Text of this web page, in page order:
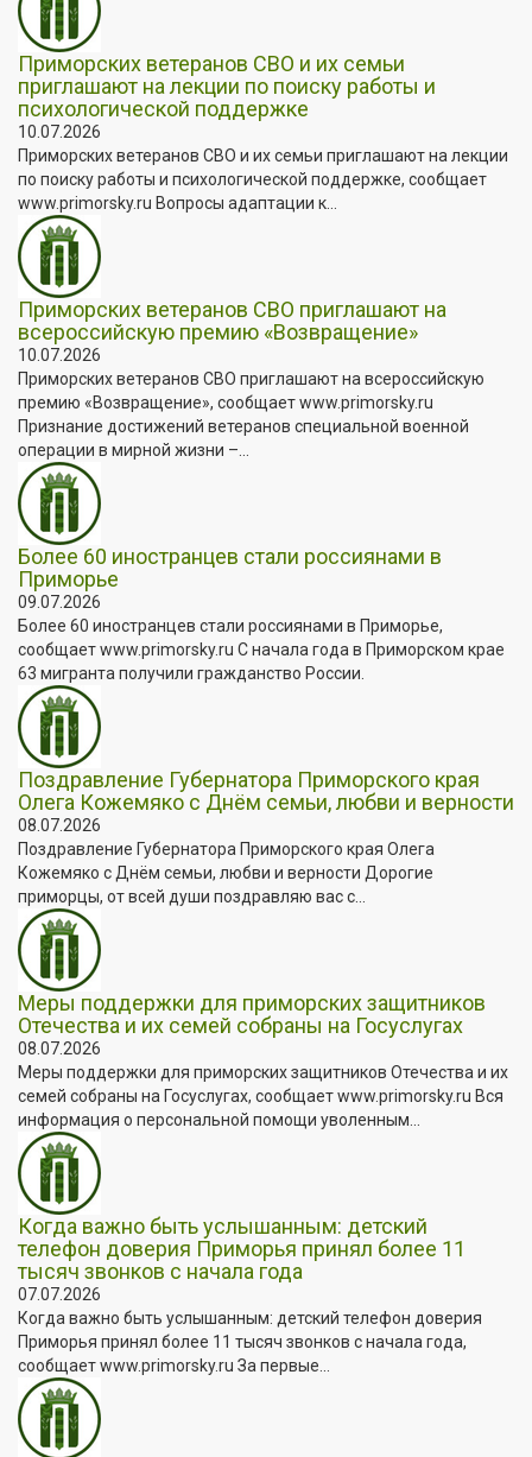
Приморских ветеранов СВО и их семьи
приглашают на лекции по поиску работы и
психологической поддержке
10.07.2026
Приморских ветеранов СВО и их семьи приглашают на лекции
по поиску работы и психологической поддержке, сообщает
www.primorsky.ru Вопросы адаптации к...
Приморских ветеранов СВО приглашают на
всероссийскую премию «Возвращение»
10.07.2026
Приморских ветеранов СВО приглашают на всероссийскую
премию «Возвращение», сообщает www.primorsky.ru
Признание достижений ветеранов специальной военной
операции в мирной жизни –...
Более 60 иностранцев стали россиянами в
Приморье
09.07.2026
Более 60 иностранцев стали россиянами в Приморье,
сообщает www.primorsky.ru С начала года в Приморском крае
63 мигранта получили гражданство России.
Поздравление Губернатора Приморского края
Олега Кожемяко с Днём семьи, любви и верности
08.07.2026
Поздравление Губернатора Приморского края Олега
Кожемяко с Днём семьи, любви и верности Дорогие
приморцы, от всей души поздравляю вас с...
Меры поддержки для приморских защитников
Отечества и их семей собраны на Госуслугах
08.07.2026
Меры поддержки для приморских защитников Отечества и их
семей собраны на Госуслугах, сообщает www.primorsky.ru Вся
информация о персональной помощи уволенным...
Когда важно быть услышанным: детский
телефон доверия Приморья принял более 11
тысяч звонков с начала года
07.07.2026
Когда важно быть услышанным: детский телефон доверия
Приморья принял более 11 тысяч звонков с начала года,
сообщает www.primorsky.ru За первые...